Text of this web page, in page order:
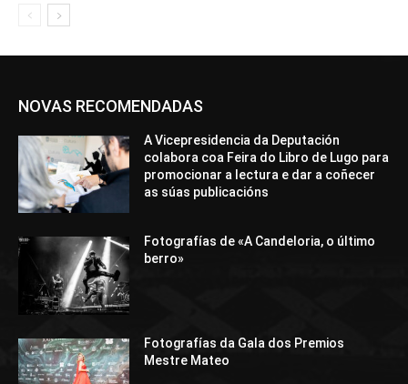
NOVAS RECOMENDADAS
A Vicepresidencia da Deputación
colabora coa Feira do Libro de Lugo para
promocionar a lectura e dar a coñecer
as súas publicacións
Fotografías de «A Candeloria, o último
berro»
Fotografías da Gala dos Premios
Mestre Mateo